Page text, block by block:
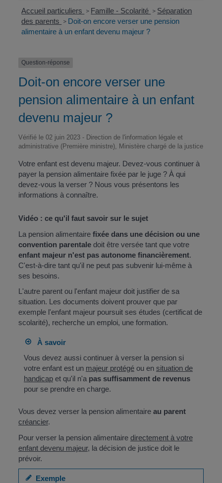
Accueil particuliers > Famille - Scolarité > Séparation
des parents > Doit-on encore verser une pension
alimentaire à un enfant devenu majeur ?
Question-réponse
Doit-on encore verser une
pension alimentaire à un enfant
devenu majeur ?
Vérifié le 02 juin 2023 - Direction de l'information légale et
administrative (Première ministre), Ministère chargé de la justice
Votre enfant est devenu majeur. Devez-vous continuer à
payer la pension alimentaire fixée par le juge ? À qui
devez-vous la verser ? Nous vous présentons les
informations à connaître.
Vidéo : ce qu'il faut savoir sur le sujet
La pension alimentaire fixée dans une décision ou une
convention parentaledoit être versée tant que votre
enfant majeur n'est pas autonome financièrement.
C'est-à-dire tant qu'il ne peut pas subvenir lui-même à
ses besoins.
L'autre parent ou l'enfant majeur doit justifier de sa
situation. Les documents doivent prouver que par
exemple l'enfant majeur poursuit ses études (certificat de
scolarité), recherche un emploi, une formation.
À savoir
Vous devez aussi continuer à verser la pension si
votre enfant est un majeur protégé ou en situation de
handicap et qu'il n'a pas suffisamment de revenus
pour se prendre en charge.
Vous devez verser la pension alimentaire au parent
créancier.
Pour verser la pension alimentaire directement à votre
enfant devenu majeur, la décision de justice doit le
prévoir.
Exemple